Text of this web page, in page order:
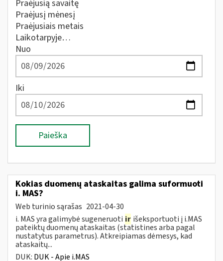
Praėjusią savaitę
Praėjusį mėnesį
Praėjusiais metais
Laikotarpyje…
Nuo
Iki
Paieška
Kokias duomenų ataskaitas galima suformuoti
i. MAS?
Web turinio sąrašas 2021-04-30
i. MAS yra galimybė sugeneruoti ir išeksportuoti į i.MAS
pateiktų duomenų ataskaitas (statistines arba pagal
nustatytus parametrus). Atkreipiamas dėmesys, kad
ataskaitų...
DUK: DUK - Apie i.MAS